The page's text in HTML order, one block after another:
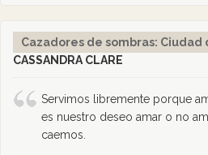
Cazadores de sombras:
CASSANDRA CLARE
Servimos libremente porque
es nuestro deseo amar o no
caemos.